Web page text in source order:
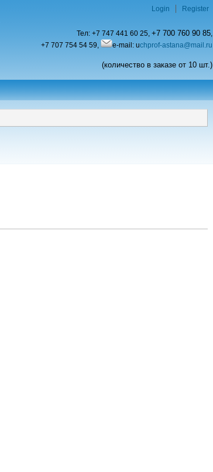
Тел: +7 747 441 60 25, +7 700 760 90 85,
+7 707 754 54 59,
e-mail: uchprof-astana@mail.ru
(количество в заказе от 10 шт.)
Login Register